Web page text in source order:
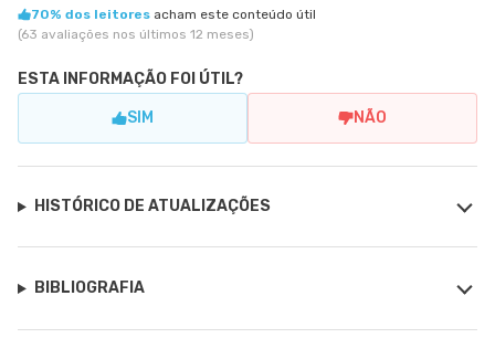
70% dos leitores acham este conteúdo útil
(63 avaliações nos últimos 12 meses)
ESTA INFORMAÇÃO FOI ÚTIL?
SIM NÃO
HISTÓRICO DE ATUALIZAÇÕES
BIBLIOGRAFIA